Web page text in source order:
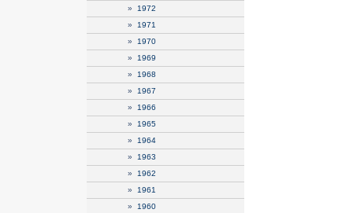
» 1972
» 1971
» 1970
» 1969
» 1968
» 1967
» 1966
» 1965
» 1964
» 1963
» 1962
» 1961
» 1960